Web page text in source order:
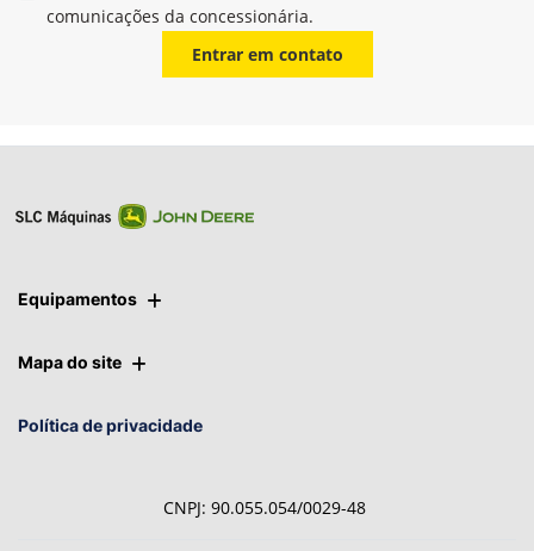
Whatsapp
Telefone
Política de Privacidadee concordo em receber
Equipamentos
Mapa do site